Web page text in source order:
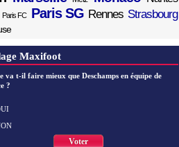
Paris FC Paris SG Rennes Strasbourg
Maxifoot
va t-il faire mieux que Deschamps en équipe de
?
Voter